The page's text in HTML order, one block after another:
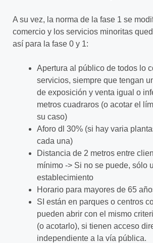
A su vez, la norma de la fase 1 se
comercio y los servicios minoritas
así para la fase 0 y 1:
Apertura al público de todos lo
servicios, siempre que tengan
de exposición y venta igual o
metros cuadraros (o acotar el
su caso)
Aforo dl 30% (si hay varia
cada una)
Distancia de 2 metros entre
mínimo -> Si no se puede, sólo
establecimiento
Horario para mayores de 65
SI están en parques o centros
pueden abrir con el mismo
(o acotarlo), si tienen acceso
independiente a la vía pública.